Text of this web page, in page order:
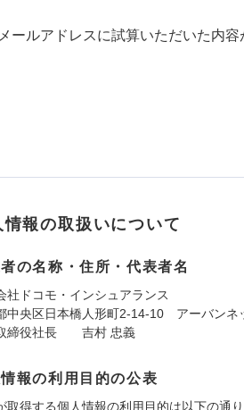
ールアドレスに試算いただいた内容
情報の取扱いについて
の名称・住所・代表者名
社ドコモ・インシュアランス
中央区日本橋人形町2-14-10 アーバンネ
締役社長 吉村 忠義
報の利用目的の公表
取得する個人情報の利用目的は以下の通り